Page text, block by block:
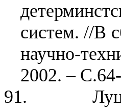
систем. //В
научно-
2002. –
91.